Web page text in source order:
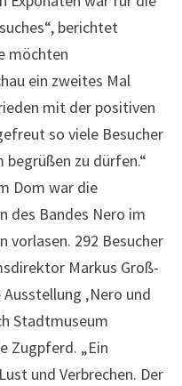
berichtet
möchten
ein zweites Mal
mit der positiven
so viele Besucher
begrüßen zu dürfen.“
Dom war die
des Bandes Nero im
vorlasen. 292 Besucher
Markus Groß-
‚Nero und
Stadtmuseum
Zugpferd. „Ein
und Verbrechen. Der